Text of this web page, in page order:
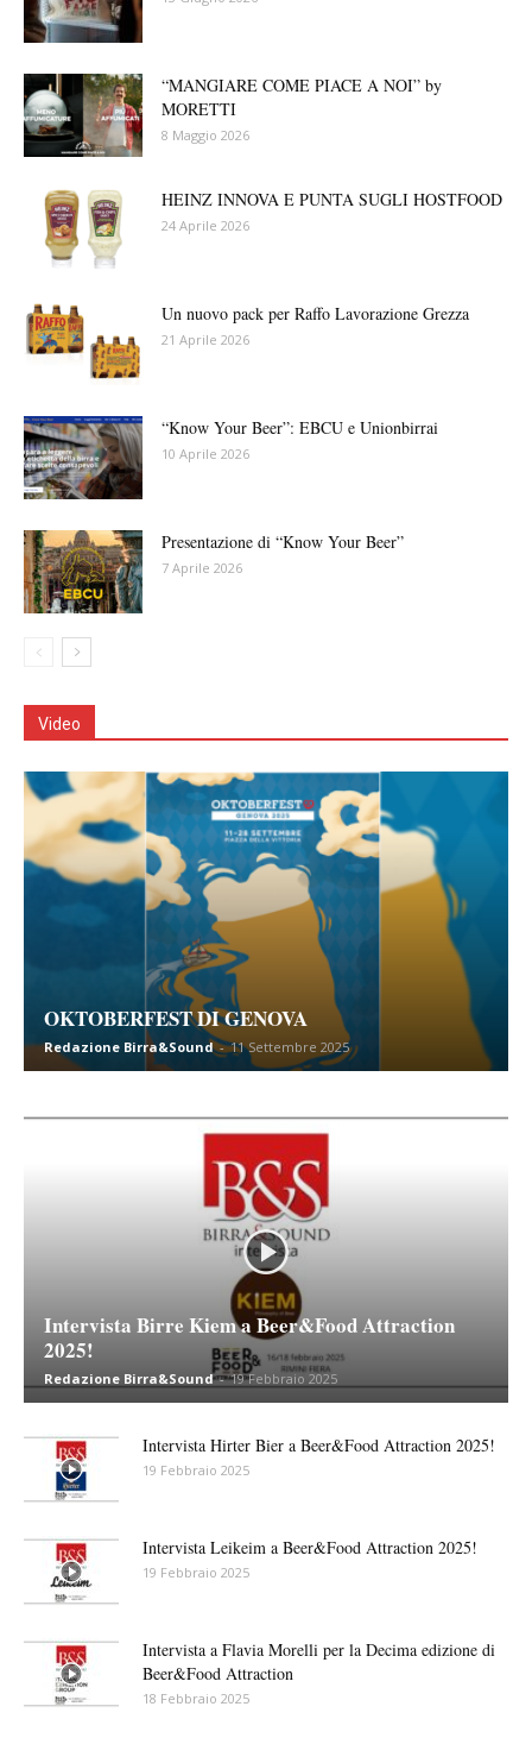
“MANGIARE COME PIACE A NOI” by
MORETTI
8 Maggio 2026
HEINZ INNOVA E PUNTA SUGLI HOSTFOOD
24 Aprile 2026
Un nuovo pack per Raffo Lavorazione Grezza
21 Aprile 2026
“Know Your Beer”: EBCU e Unionbirrai
10 Aprile 2026
Presentazione di “Know Your Beer”
7 Aprile 2026
Video
OKTOBERFEST DI GENOVA
Redazione Birra&Sound - 11 Settembre 2025
Intervista Birre Kiem a Beer&Food Attraction
2025!
Redazione Birra&Sound - 19 Febbraio 2025
Intervista Hirter Bier a Beer&Food Attraction 2025!
19 Febbraio 2025
Intervista Leikeim a Beer&Food Attraction 2025!
19 Febbraio 2025
Intervista a Flavia Morelli per la Decima edizione di
Beer&Food Attraction
18 Febbraio 2025